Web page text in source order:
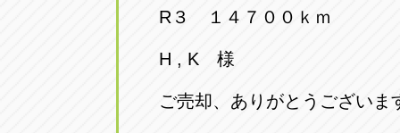
三重
トラック市四日市店
R３ １４７００ｋｍ
H , K 様
ご売却、ありがとうございま